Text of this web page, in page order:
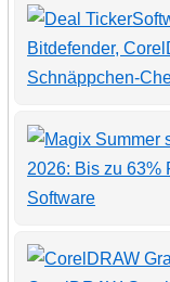
Bitdefender,
Schnäppchen-
2026: Bis zu 63%
Software